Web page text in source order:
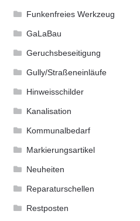
Funkenfreies Werkzeug
GaLaBau
Geruchsbeseitigung
Gully/Straßeneinläufe
Hinweisschilder
Kanalisation
Kommunalbedarf
Markierungsartikel
Neuheiten
Reparaturschellen
Restposten